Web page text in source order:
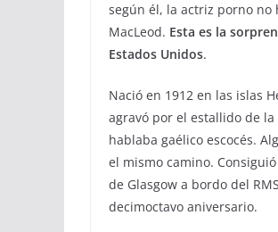
según él, la actriz porno
MacLeod. Esta es la
Estados Unidos.
Nació en 1912 en las islas
agravó por el estallido de
hablaba gaélico escocés.
el mismo camino.
de Glasgow a bordo del
decimoctavo aniversario.